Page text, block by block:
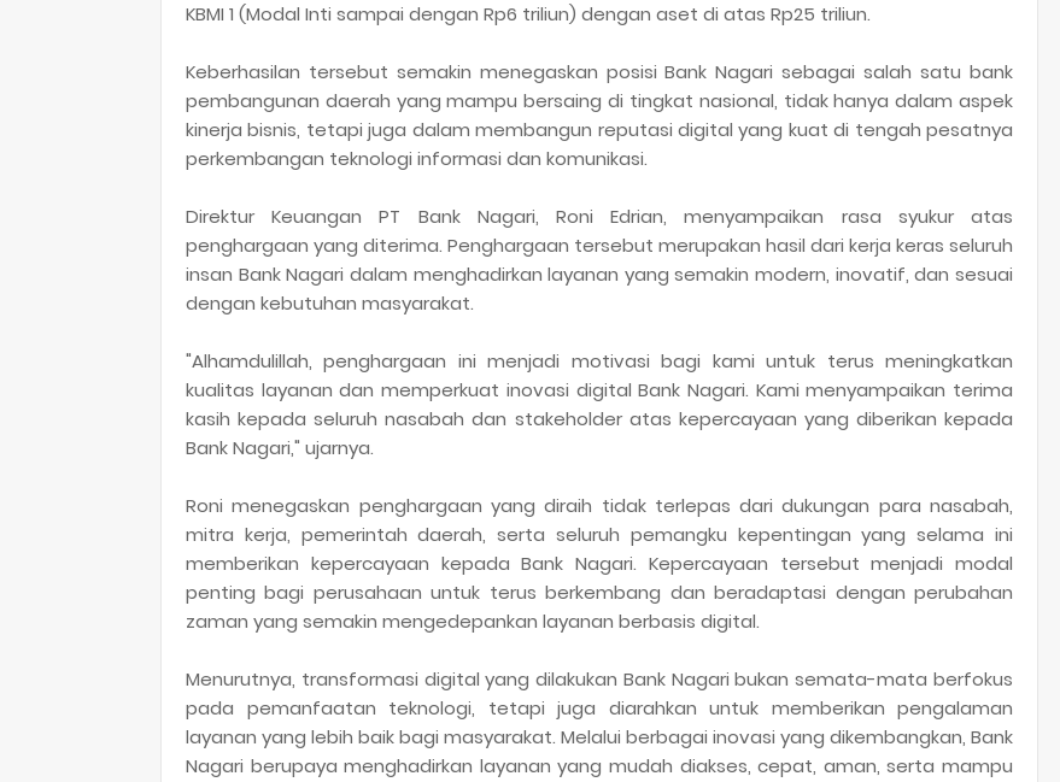
KBMI 1 (Modal Inti sampai dengan Rp6 triliun) dengan aset di atas Rp25 triliun.
Keberhasilan tersebut semakin menegaskan posisi Bank Nagari sebagai salah satu bank
pembangunan daerah yang mampu bersaing di tingkat nasional, tidak hanya dalam aspek
kinerja bisnis, tetapi juga dalam membangun reputasi digital yang kuat di tengah pesatnya
perkembangan teknologi informasi dan komunikasi.
Direktur Keuangan PT Bank Nagari, Roni Edrian, menyampaikan rasa syukur atas
penghargaan yang diterima. Penghargaan tersebut merupakan hasil dari kerja keras seluruh
insan Bank Nagari dalam menghadirkan layanan yang semakin modern, inovatif, dan sesuai
dengan kebutuhan masyarakat.
"Alhamdulillah, penghargaan ini menjadi motivasi bagi kami untuk terus meningkatkan
kualitas layanan dan memperkuat inovasi digital Bank Nagari. Kami menyampaikan terima
kasih kepada seluruh nasabah dan stakeholder atas kepercayaan yang diberikan kepada
Bank Nagari," ujarnya.
Roni menegaskan penghargaan yang diraih tidak terlepas dari dukungan para nasabah,
mitra kerja, pemerintah daerah, serta seluruh pemangku kepentingan yang selama ini
memberikan kepercayaan kepada Bank Nagari. Kepercayaan tersebut menjadi modal
penting bagi perusahaan untuk terus berkembang dan beradaptasi dengan perubahan
zaman yang semakin mengedepankan layanan berbasis digital.
Menurutnya, transformasi digital yang dilakukan Bank Nagari bukan semata-mata berfokus
pada pemanfaatan teknologi, tetapi juga diarahkan untuk memberikan pengalaman
layanan yang lebih baik bagi masyarakat. Melalui berbagai inovasi yang dikembangkan, Bank
Nagari berupaya menghadirkan layanan yang mudah diakses, cepat, aman, serta mampu